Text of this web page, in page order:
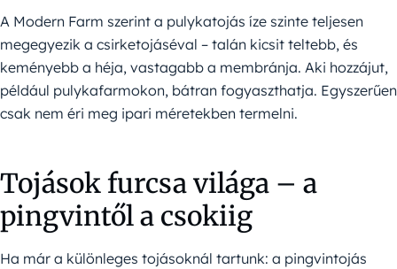
A Modern Farm szerint a pulykatojás íze szinte teljesen
megegyezik a csirketojáséval – talán kicsit teltebb, és
keményebb a héja, vastagabb a membránja. Aki hozzájut,
például pulykafarmokon, bátran fogyaszthatja. Egyszerűen
csak nem éri meg ipari méretekben termelni.
Tojások furcsa világa – a
pingvintől a csokiig
Ha már a különleges tojásoknál tartunk: a pingvintojás